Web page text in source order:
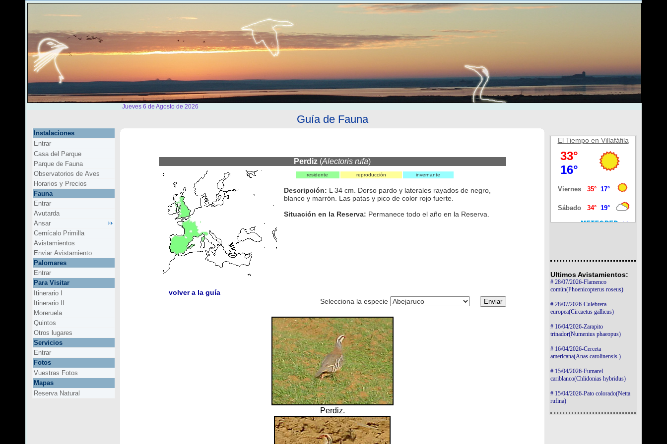
Jueves 6 de Agosto de 2026
Instalaciones
Entrar
Casa del Parque
Parque de Fauna
Observatorios de Aves
Horarios y Precios
Fauna
Entrar
Avutarda
Ansar
Cernícalo Primilla
Avistamientos
Enviar Avistamiento
Palomares
Entrar
Para Visitar
Itinerario I
Itinerario II
Moreruela
Quintos
Otros lugares
Servicios
Entrar
Fotos
Vuestras Fotos
Mapas
Reserva Natural
Guía de Fauna
Perdiz (Alectoris rufa)
residente reproducción invernante
Descripción: L 34 cm. Dorso pardo y laterales rayados de negro,
blanco y marrón. Las patas y pico de color rojo fuerte.
Situación en la Reserva: Permanece todo el año en la Reserva.
volver a la guía
Selecciona la especie
Perdiz.
El Tiempo en Villafáfila
Ultimos Avistamientos:
# 28/07/2026-Flamenco
común(Phoenicopterus roseus)
# 28/07/2026-Culebrera
europea(Circaetus gallicus)
# 16/04/2026-Zarapito
trinador(Numenius phaeopus)
# 16/04/2026-Cerceta
americana(Anas carolinensis )
# 15/04/2026-Fumarel
cariblanco(Chlidonias hybridus)
# 15/04/2026-Pato colorado(Netta
rufina)